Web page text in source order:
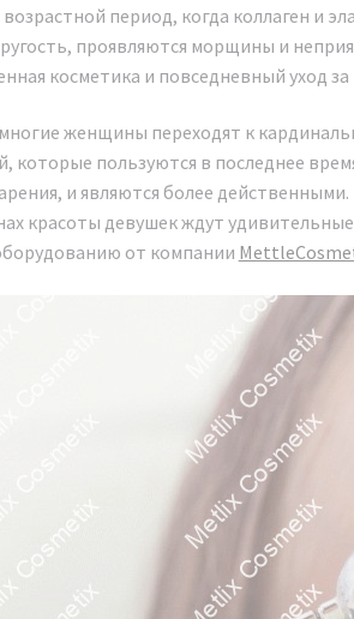
период, когда коллаген и
проявляются морщины и
косметика и повседневный уход
женщины переходят к
которые пользуются в последнее
и являются более
красоты девушек ждут
от компании